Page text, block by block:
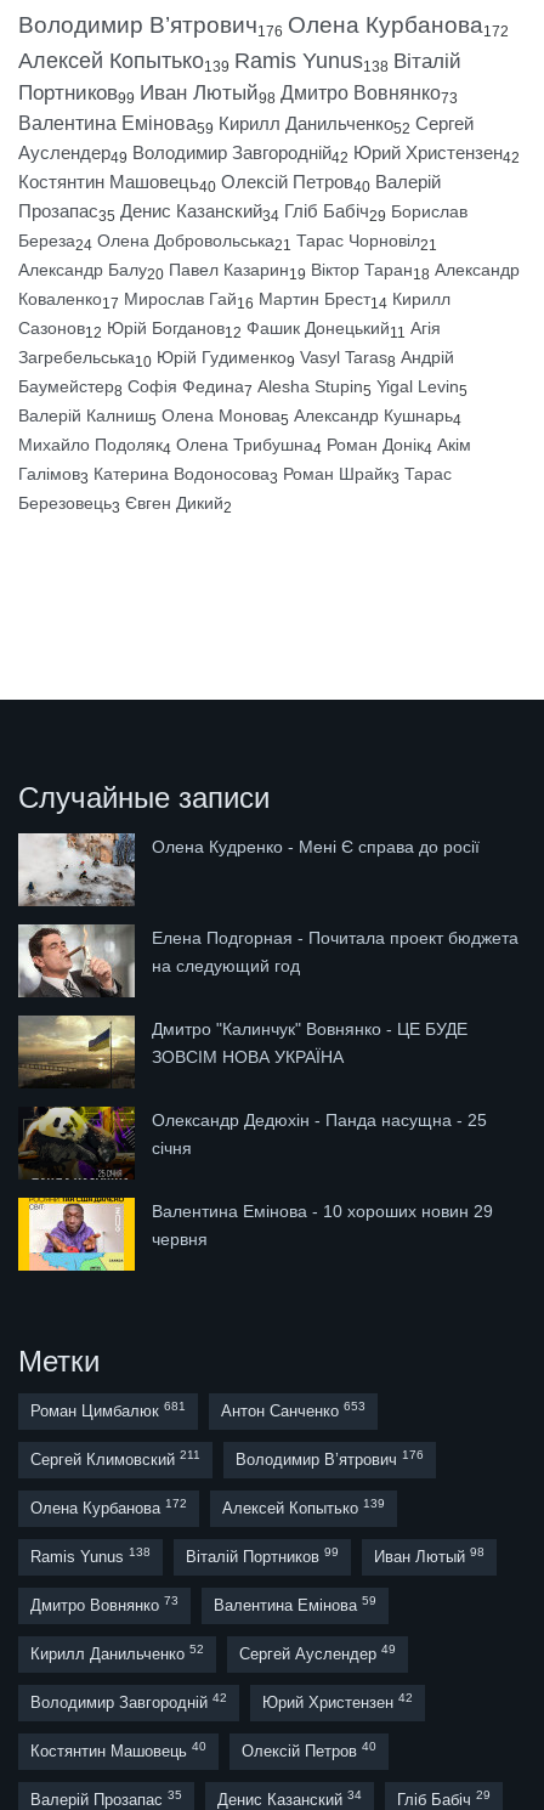
Володимир В’ятрович176 Олена Курбанова172
Алексей Копытько139 Ramis Yunus138 Віталій
Портников99 Иван Лютый98 Дмитро Вовнянко73
Валентина Емінова59 Кирилл Данильченко52 Сергей
Ауслендер49 Володимир Завгородній42 Юрий Христензен42
Костянтин Машовець40 Олексій Петров40 Валерій
Прозапас35 Денис Казанский34 Гліб Бабіч29 Борислав
Береза24 Олена Добровольська21 Тарас Чорновіл21
Александр Балу20 Павел Казарин19 Віктор Таран18 Александр
Коваленко17 Мирослав Гай16 Мартин Брест14 Кирилл
Сазонов12 Юрій Богданов12 Фашик Донецький11 Агія
Загребельська10 Юрій Гудименко9 Vasyl Taras8 Андрій
Баумейстер8 Софія Федина7 Alesha Stupin5 Yigal Levin5
Валерій Калниш5 Олена Монова5 Александр Кушнарь4
Михайло Подоляк4 Олена Трибушна4 Роман Донік4 Акім
Галімов3 Катерина Водоносова3 Роман Шрайк3 Тарас
Березовець3 Євген Дикий2
Случайные записи
Олена Кудренко - Мені Є справа до росії
Елена Подгорная - Почитала проект бюджета
на следующий год
Дмитро "Калинчук" Вовнянко - ЦЕ БУДЕ
ЗОВСІМ НОВА УКРАЇНА
Олександр Дедюхін - Панда насущна - 25
січня
Валентина Емінова - 10 хороших новин 29
червня
Метки
Роман Цимбалюк 681 Антон Санченко 653
Сергей Климовский 211 Володимир В’ятрович 176
Олена Курбанова 172 Алексей Копытько 139
Ramis Yunus 138 Віталій Портников 99 Иван Лютый 98
Дмитро Вовнянко 73 Валентина Емінова 59
Кирилл Данильченко 52 Сергей Ауслендер 49
Володимир Завгородній 42 Юрий Христензен 42
Костянтин Машовець 40 Олексій Петров 40
Валерій Прозапас 35 Денис Казанский 34 Гліб Бабіч 29